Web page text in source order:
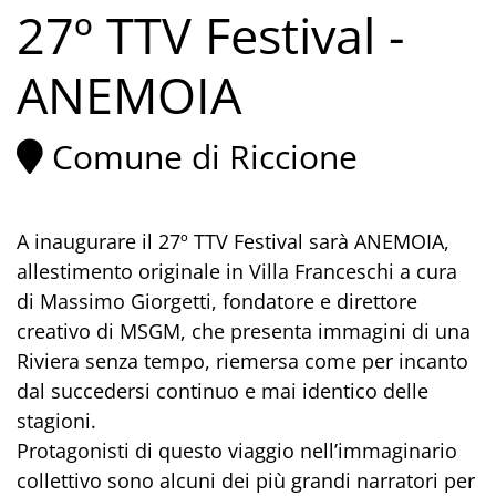
27º TTV Festival -
ANEMOIA
Comune di Riccione
A inaugurare il 27º TTV Festival sarà ANEMOIA,
allestimento originale in Villa Franceschi a cura
di Massimo Giorgetti, fondatore e direttore
creativo di MSGM, che presenta immagini di una
Riviera senza tempo, riemersa come per incanto
dal succedersi continuo e mai identico delle
stagioni.
Protagonisti di questo viaggio nell’immaginario
collettivo sono alcuni dei più grandi narratori per